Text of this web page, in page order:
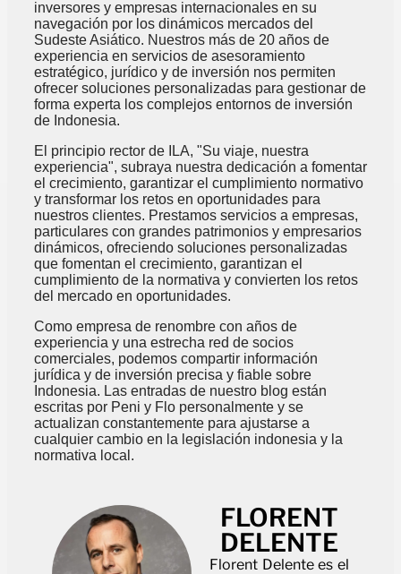
inversores y empresas internacionales en su
navegación por los dinámicos mercados del
Sudeste Asiático. Nuestros más de 20 años de
experiencia en servicios de asesoramiento
estratégico, jurídico y de inversión nos permiten
ofrecer soluciones personalizadas para gestionar de
forma experta los complejos entornos de inversión
de Indonesia.
El principio rector de ILA, "Su viaje, nuestra
experiencia", subraya nuestra dedicación a fomentar
el crecimiento, garantizar el cumplimiento normativo
y transformar los retos en oportunidades para
nuestros clientes. Prestamos servicios a empresas,
particulares con grandes patrimonios y empresarios
dinámicos, ofreciendo soluciones personalizadas
que fomentan el crecimiento, garantizan el
cumplimiento de la normativa y convierten los retos
del mercado en oportunidades.
Como empresa de renombre con años de
experiencia y una estrecha red de socios
comerciales, podemos compartir información
jurídica y de inversión precisa y fiable sobre
Indonesia. Las entradas de nuestro blog están
escritas por Peni y Flo personalmente y se
actualizan constantemente para ajustarse a
cualquier cambio en la legislación indonesia y la
normativa local.
FLORENT
DELENTE
Florent Delente es el